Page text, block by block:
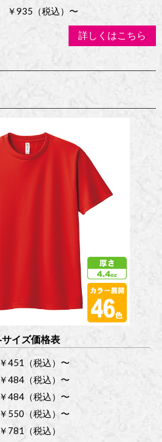
￥935（税込）〜
詳しくはこちら
イズ価格表
￥451（税込）〜
￥484（税込）〜
￥484（税込）〜
￥550（税込）〜
￥781（税込）